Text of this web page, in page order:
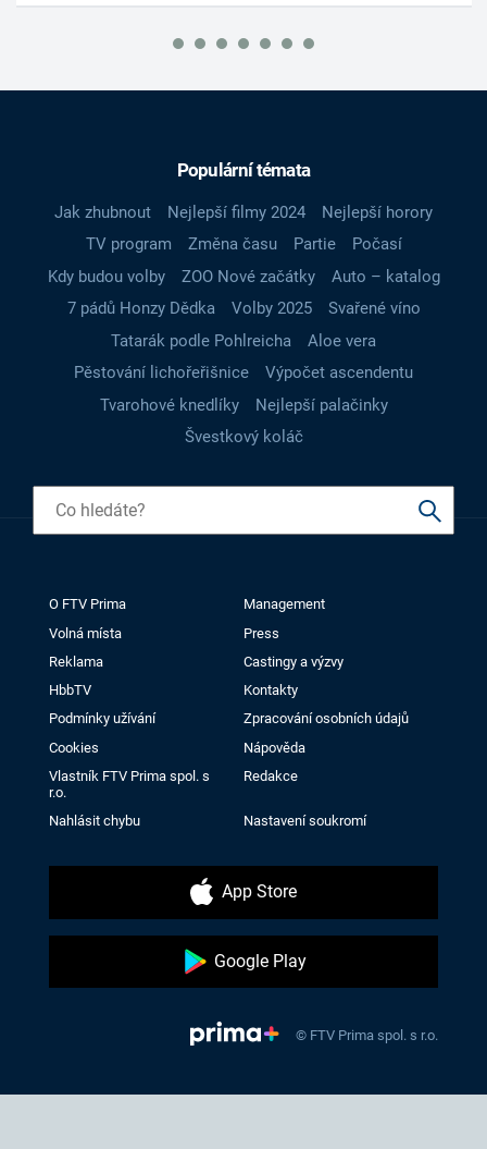
Populární témata
Jak zhubnout Nejlepší filmy 2024
Nejlepší horory
TV program
Změna času Partie
Počasí
Kdy budou volby
ZOO Nové začátky
Auto – katalog
7 pádů Honzy Dědka
Volby 2025
Svařené víno
Tatarák podle Pohlreicha
Aloe vera
Pěstování lichořeřišnice
Výpočet ascendentu
Tvarohové knedlíky
Nejlepší palačinky
Švestkový koláč
O FTV Prima
Management
Volná místa
Press
Reklama
Castingy a výzvy
HbbTV
Kontakty
Podmínky užívání
Zpracování osobních údajů
Cookies
Nápověda
Vlastník FTV Prima spol. s
r.o.
Redakce
Nahlásit chybu Nastavení soukromí
App Store
Google Play
© FTV Prima spol. s r.o.